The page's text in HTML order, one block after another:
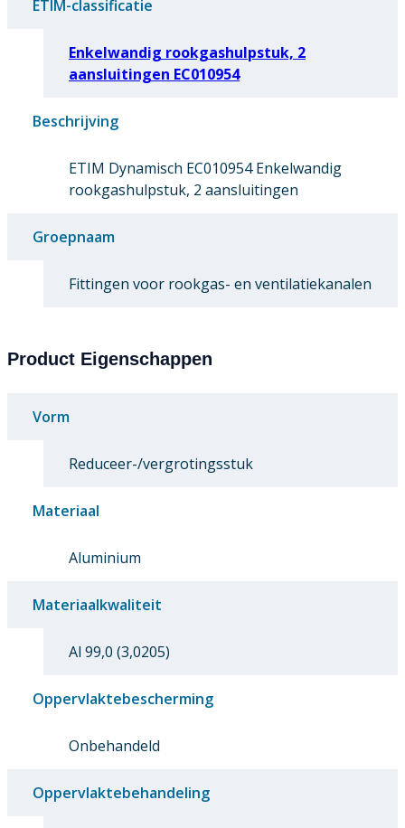
ETIM-classificatie
Enkelwandig rookgashulpstuk, 2
aansluitingen EC010954
Beschrijving
ETIM Dynamisch EC010954 Enkelwandig
rookgashulpstuk, 2 aansluitingen
Groepnaam
Fittingen voor rookgas- en ventilatiekanalen
Product Eigenschappen
Vorm
Reduceer-/vergrotingsstuk
Materiaal
Aluminium
Materiaalkwaliteit
Al 99,0 (3,0205)
Oppervlaktebescherming
Onbehandeld
Oppervlaktebehandeling